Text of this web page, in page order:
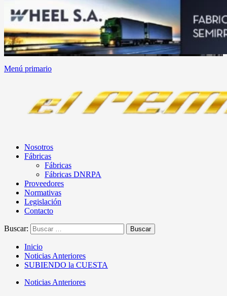
Menú primario
Nosotros
Fábricas
Fábricas
Fábricas DNRPA
Proveedores
Normativas
Legislación
Contacto
Buscar:
Inicio
Noticias Anteriores
SUBIENDO la CUESTA
Noticias Anteriores